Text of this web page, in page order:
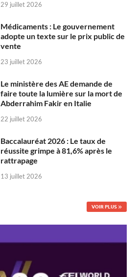
29 juillet 2026
Médicaments : Le gouvernement
adopte un texte sur le prix public de
vente
23 juillet 2026
Le ministère des AE demande de
faire toute la lumière sur la mort de
Abderrahim Fakir en Italie
22 juillet 2026
Baccalauréat 2026 : Le taux de
réussite grimpe à 81,6% après le
rattrapage
13 juillet 2026
VOIR PLUS